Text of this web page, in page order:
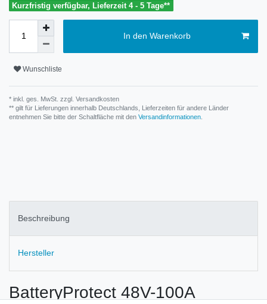
Kurzfristig verfügbar, Lieferzeit 4 - 5 Tage**
In den Warenkorb
Wunschliste
* inkl. ges. MwSt. zzgl. Versandkosten
** gilt für Lieferungen innerhalb Deutschlands, Lieferzeiten für andere Länder
entnehmen Sie bitte der Schaltfläche mit den Versandinformationen
Beschreibung
Hersteller
BatteryProtect 48V-100A